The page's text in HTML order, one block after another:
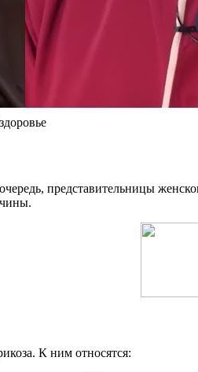
представительницы
К ним относятся: